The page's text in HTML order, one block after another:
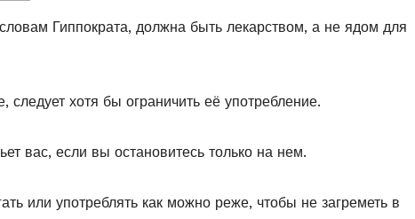
Гиппократа, должна быть лекарством, а не ядом для
хотя бы ограничить её употребление.
вас, если вы остановитесь только на нем.
или употреблять как можно реже, чтобы не загреметь в